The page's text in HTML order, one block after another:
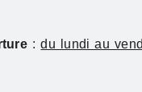
:du lundi au